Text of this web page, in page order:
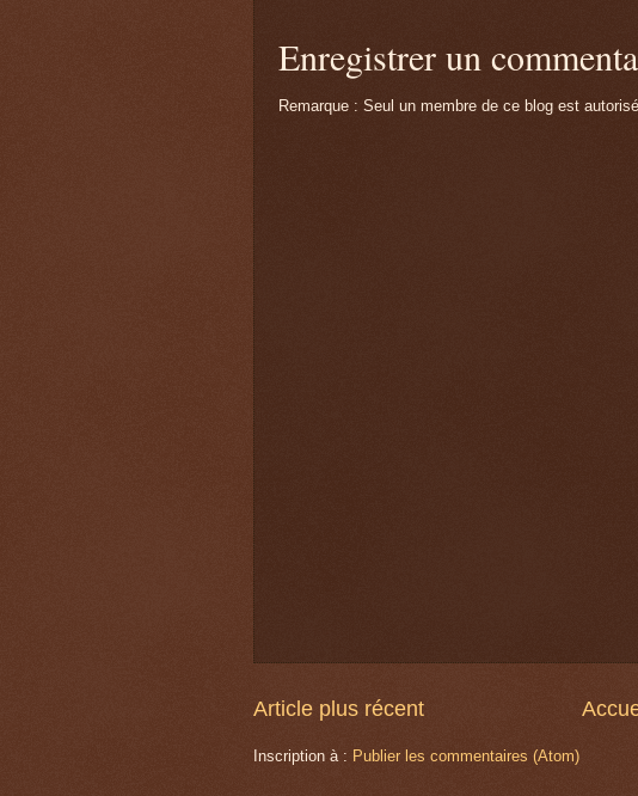
Enregistrer un
Remarque : Seul un membre de ce blog est
Article plus récent
Inscription à : Publier les commentaires (Atom)